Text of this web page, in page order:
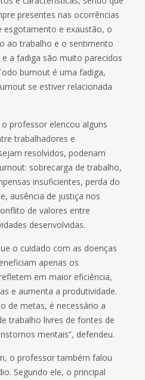
presentes nas ocorrências
esgotamento e exaustão, o
ao trabalho e o sentimento
e a fadiga são muito parecidos
burnout é uma fadiga,
se estiver relacionada
professor elencou alguns
trabalhadores e
resolvidos, poderiam
sobrecarga de trabalho,
insuficientes, perda do
ausência de justiça nos
de valores entre
desenvolvidas.
o cuidado com as doenças
apenas os
em maior eficiência,
e aumenta a produtividade.
de metas, é necessário a
trabalho livres de fontes de
mentais”, defendeu.
o professor também falou
Segundo ele, o principal